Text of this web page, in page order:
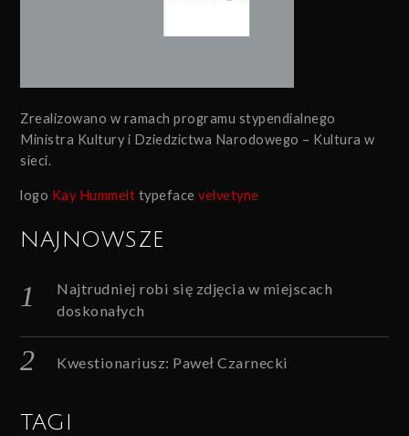
Zrealizowano w ramach programu stypendialnego
Ministra Kultury i Dziedzictwa Narodowego – Kultura w
sieci.
logo Kay Hummelt typefacevelvetyne
NAJNOWSZE
Najtrudniej robi się zdjęcia w miejscach
doskonałych
Kwestionariusz: Paweł Czarnecki
TAGI